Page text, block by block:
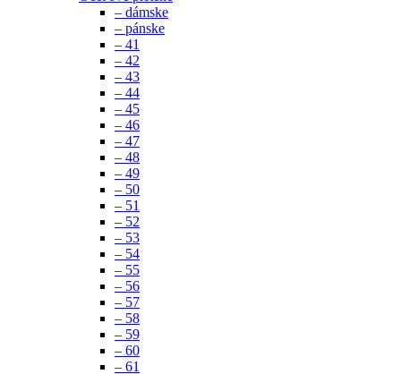
– dámske
– pánske
– 41
– 42
– 43
– 44
– 45
– 46
– 47
– 48
– 49
– 50
– 51
– 52
– 53
– 54
– 55
– 56
– 57
– 58
– 59
– 60
– 61